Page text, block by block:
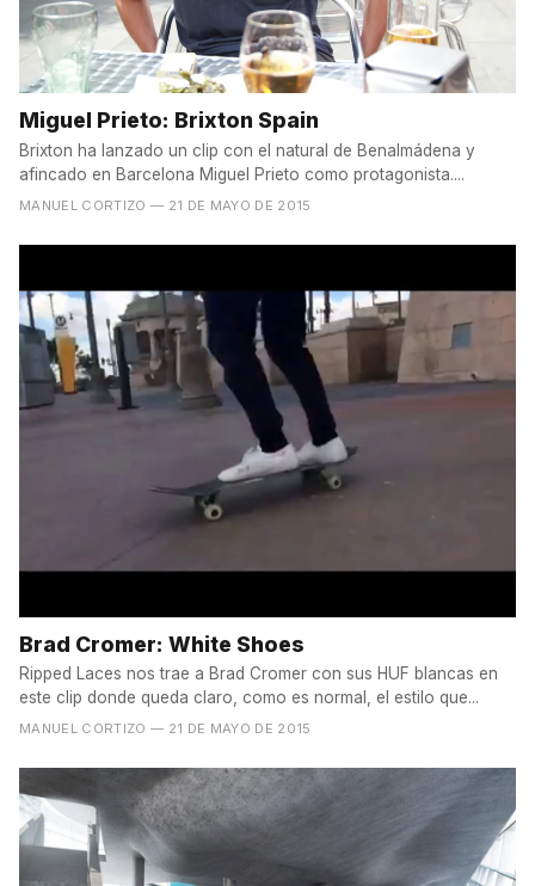
Miguel Prieto: Brixton Spain
Brixton ha lanzado un clip con el natural de Benalmádena y
afincado en Barcelona Miguel Prieto como protagonista....
MANUEL CORTIZO — 21 DE MAYO DE 2015
Brad Cromer: White Shoes
Ripped Laces nos trae a Brad Cromer con sus HUF blancas en
este clip donde queda claro, como es normal, el estilo que...
MANUEL CORTIZO — 21 DE MAYO DE 2015